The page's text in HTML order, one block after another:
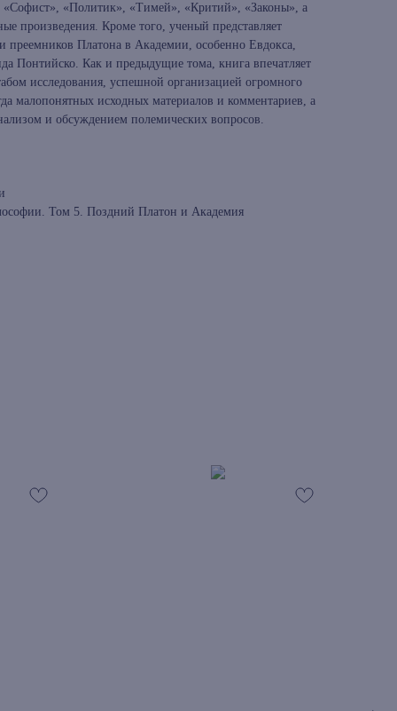
«Софист», «Политик», «Тимей», «Критий», «Законы», а
произведения. Кроме того, ученый представляет
преемников Платона в Академии, особенно Евдокса,
Понтийско. Как и предыдущие тома, книга впечатляет
исследования, успешной организацией огромного
малопонятных исходных материалов и комментариев, а
и обсуждением полемических вопросов.
Том 5. Поздний Платон и Академия